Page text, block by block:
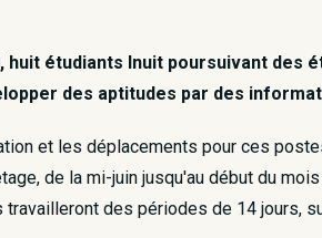
huit étudiants Inuit poursuivant
des aptitudes par des
et les déplacements pour ces
de la mi-juin jusqu'au début du
travailleront des périodes de 14 jours,